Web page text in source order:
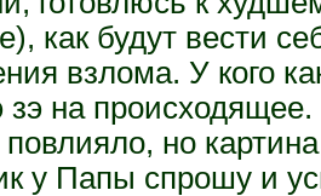
как будут вести
взлома. У кого
зэ на
повлияло, но
у Папы спрошу и